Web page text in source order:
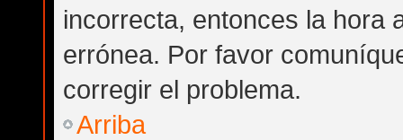
incorrecta, entonces la hora
errónea. Por favor
corregir el problema.
Arriba